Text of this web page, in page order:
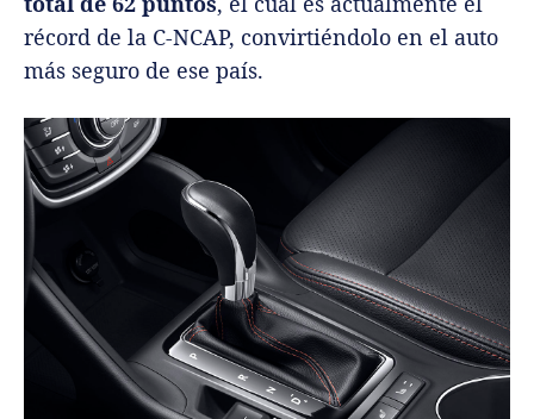
récord de la C-NCAP, convirtiéndolo en el auto
más seguro de ese país.